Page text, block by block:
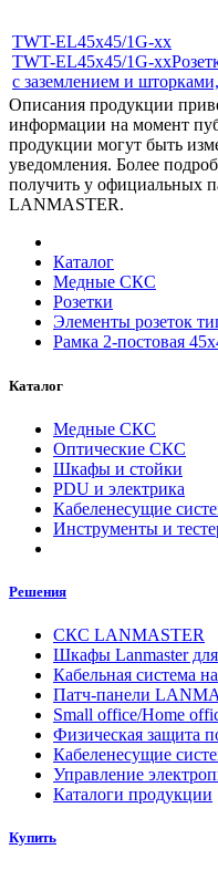
TWT-EL45x45/1G-xx
TWT-EL45x45/1G-xx
с заземлением и
Описания продукции
информации на момент
продукции могут быть
уведомления. Более
получить у официальных
LANMASTER.
Каталог
Медные СКС
Розетки
Элементы розеток
Рамка 2-постовая
Каталог
Медные СКС
Оптические СКС
Шкафы и стойки
PDU и электрика
Кабеленесущие
Инструменты и
Решения
СКС LANMASTER
Шкафы Lanmaster
Кабельная система
Патч-панели
Small office/Home
Физическая защита
Кабеленесущие
Управление
Каталоги продукции
Купить